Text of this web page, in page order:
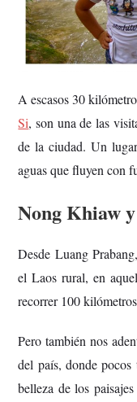
A escasos 30
Si, son una de las
de la ciudad. Un
aguas que fluyen con
Nong Khiaw
Desde Luang
el Laos rural, en
recorrer 100
Pero también nos
del país, donde
belleza de los